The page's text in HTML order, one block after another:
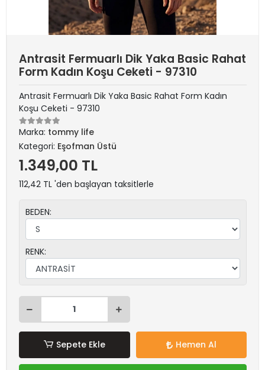
Antrasit Fermuarlı Dik Yaka Basic Rahat
Form Kadın Koşu Ceketi - 97310
Antrasit Fermuarlı Dik Yaka Basic Rahat Form Kadın
Koşu Ceketi - 97310
Marka: tommy life
Kategori: Eşofman Üstü
1.349,00 TL
112,42 TL 'den başlayan taksitlerle
BEDEN:
RENK:
Sepete Ekle Hemen Al